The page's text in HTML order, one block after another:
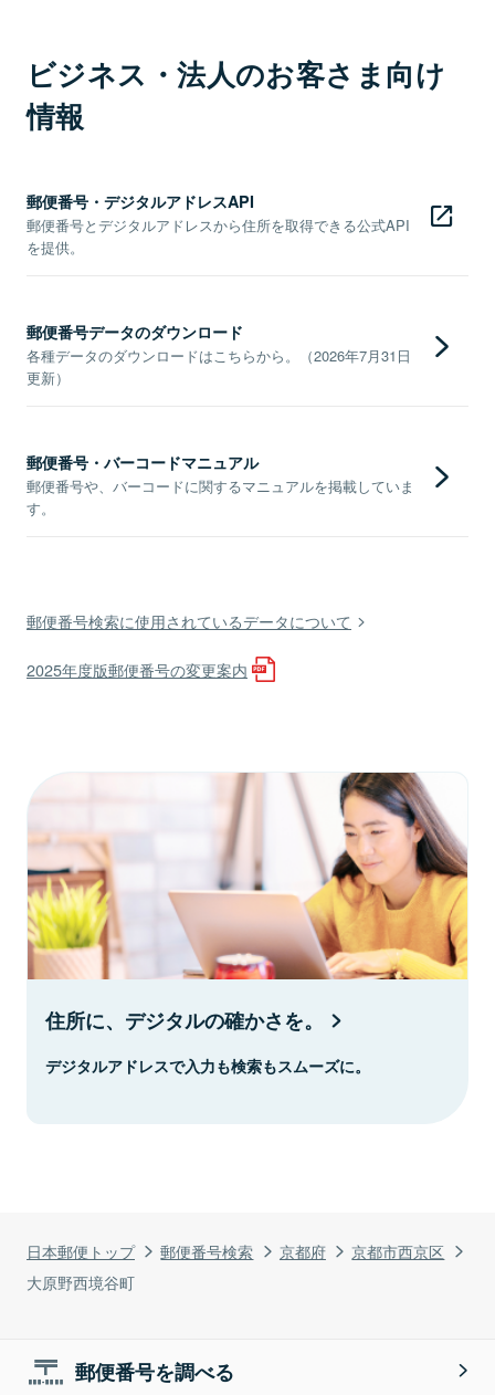
日本郵便トップ 郵便番号検索 京都府
京都市西京区
大原野西境谷町
ビジネス・法人のお客さま向け
情報
郵便番号・デジタルアドレスAPI
郵便番号とデジタルアドレスから住所を取得できる公式API
を提供。
郵便番号データのダウンロード
各種データのダウンロードはこちらから。（2026年7月31日
更新）
郵便番号・バーコードマニュアル
郵便番号や、バーコードに関するマニュアルを掲載していま
す。
郵便番号検索に使用されているデータについて
2025年度版郵便番号の変更案内
住所に、デジタルの確かさを。
デジタルアドレスで入力も検索もスムーズに。
郵便番号を調べる